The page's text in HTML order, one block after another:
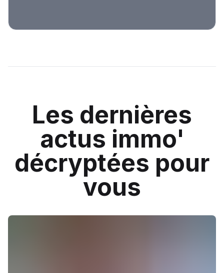
Les dernières
actus immo'
décryptées pour
vous